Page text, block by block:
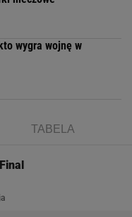
wygra wojnę w
TABELA